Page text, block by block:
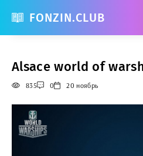
FONZIN.CLUB
Alsace world of
835 0 20 ноябрь